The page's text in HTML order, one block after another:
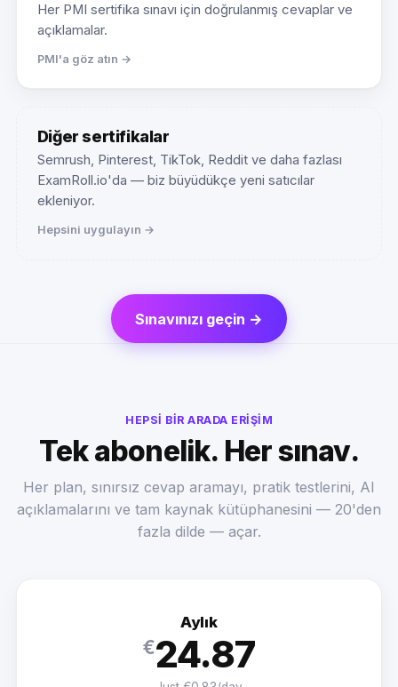
Her PMI sertifika sınavı için doğrulanmış cevaplar ve
açıklamalar.
PMI'a göz atın →
Diğer sertifikalar
Semrush, Pinterest, TikTok, Reddit ve daha fazlası
ExamRoll.io'da — biz büyüdükçe yeni satıcılar
ekleniyor.
Hepsini uygulayın →
Sınavınızı geçin →
HEPSI BIR ARADA ERIŞIM
Tek abonelik. Her sınav.
Her plan, sınırsız cevap aramayı, pratik testlerini, AI
açıklamalarını ve tam kaynak kütüphanesini — 20'den
fazla dilde — açar.
Aylık
€24.87